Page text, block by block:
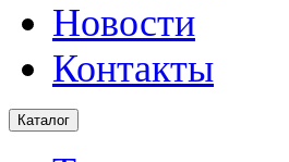
Новости
Контакты
Каталог